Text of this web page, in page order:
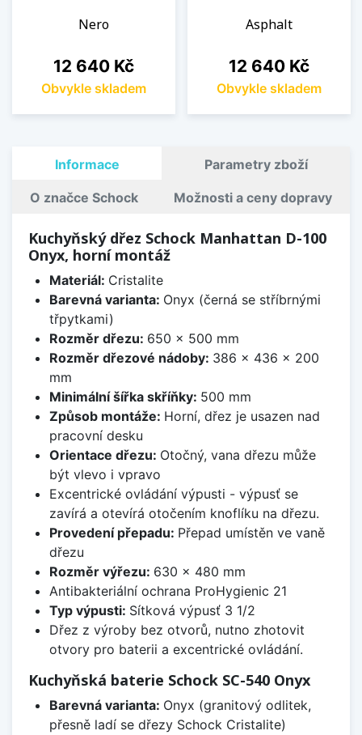
Nero
Cena
12 640 Kč
Obvykle skladem
Asphalt
Cena
12 640 Kč
Obvykle skladem
Informace Parametry zboží
O značce Schock Možnosti a ceny dopravy
Kuchyňský dřez Schock Manhattan D-100
Onyx, horní montáž
Materiál: Cristalite
Barevná varianta: Onyx (černá se stříbrnými
třpytkami)
Rozměr dřezu: 650 x 500 mm
Rozměr dřezové nádoby: 386 x 436 x 200
mm
Minimální šířka skříňky: 500 mm
Způsob montáže: Horní, dřez je usazen nad
pracovní desku
Orientace dřezu: Otočný, vana dřezu může
být vlevo i vpravo
Excentrické ovládání výpusti - výpusť se
zavírá a otevírá otočením knoflíku na dřezu.
Provedení přepadu: Přepad umístěn ve vaně
dřezu
Rozměr výřezu: 630 x 480 mm
Antibakteriální ochrana ProHygienic 21
Typ výpusti: Sítková výpusť 3 1/2
Dřez z výroby bez otvorů, nutno zhotovit
otvory pro baterii a excentrické ovládání.
Kuchyňská baterie Schock SC-540 Onyx
Barevná varianta: Onyx (granitový odlitek,
přesně ladí se dřezy Schock Cristalite)